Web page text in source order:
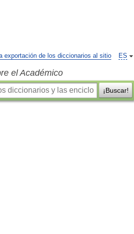
ES
exportación de los diccionarios al sitio
el Académico
¡Buscar!